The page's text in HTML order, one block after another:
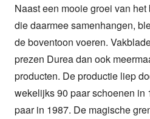
Naast een mooie groei van
die daarmee samenhangen,
de boventoon voeren.
prezen Durea dan ook
producten. De productie liep
wekelijks 90 paar schoenen in
paar in 1987. De magische